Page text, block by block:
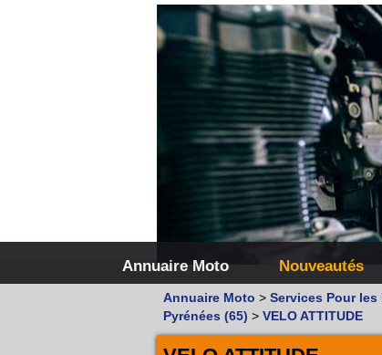
Annuaire Moto Nouveautés
Annuaire Moto > Services Pour les
Pyrénées (65) > VELO ATTITUDE